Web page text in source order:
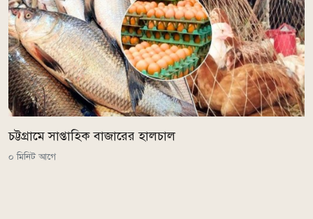
চট্টগ্রামে সাপ্তাহিক বাজারের হালচাল
০ মিনিট আগে